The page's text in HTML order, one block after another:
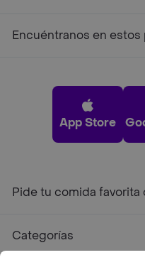
Encuéntranos en estos
App Store
Pide tu comida favorita
Categorías